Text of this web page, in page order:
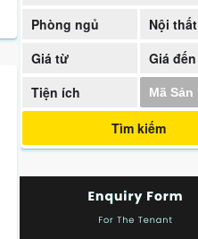
Phòng ngủ
Nội thất
Giá từ
Giá đến
Tiện ích